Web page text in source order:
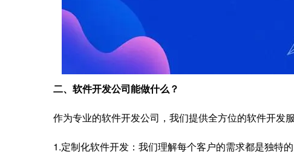
二、软件开发公司能做什么？
作为专业的软件开发公司，我们提供全方位的软件开发
1.定制化软件开发：我们理解每个客户的需求都是独特